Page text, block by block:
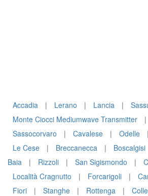
Accadia | Lerano | Lancia |
Monte Ciocci Mediumwave Transmitter
|
Sassocorvaro
| Cavalese | Odelle |
Le Cese
| Breccanecca | Boscalgisi
Baia
| Rizzoli | San Sigismondo |
Località Cragnutto
| Forcarigoli |
Fiori
| Stanghe | Rottenga |